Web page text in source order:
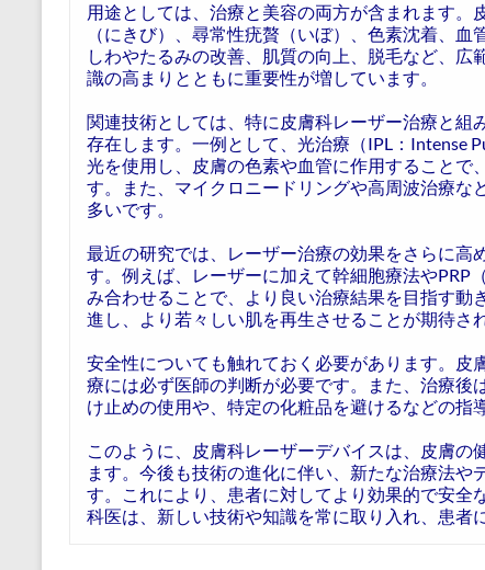
用途としては、治療と美容の両方が含まれます
（にきび）、尋常性疣贅（いぼ）、色素沈着、
しわやたるみの改善、肌質の向上、脱毛など、
識の高まりとともに重要性が増しています。
関連技術としては、特に皮膚科レーザー治療と
存在します。一例として、光治療（IPL：Intense
光を使用し、皮膚の色素や血管に作用することで
す。また、マイクロニードリングや高周波治療
多いです。
最近の研究では、レーザー治療の効果をさらに高
す。例えば、レーザーに加えて幹細胞療法やPRP
み合わせることで、より良い治療結果を目指す動
進し、より若々しい肌を再生させることが期待さ
安全性についても触れておく必要があります。
療には必ず医師の判断が必要です。また、治療
け止めの使用や、特定の化粧品を避けるなどの指
このように、皮膚科レーザーデバイスは、皮膚
ます。今後も技術の進化に伴い、新たな治療法や
す。これにより、患者に対してより効果的で安
科医は、新しい技術や知識を常に取り入れ、患者